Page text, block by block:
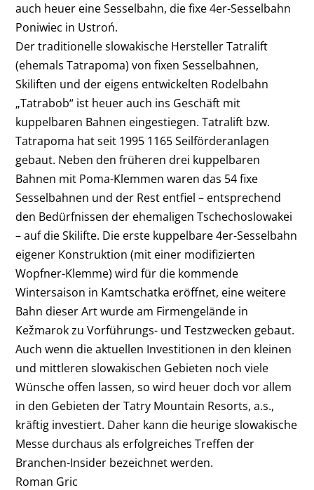
auch heuer eine Sesselbahn, die fixe 4er-Sesselbahn
Poniwiec in Ustroń.
Der traditionelle slowakische Hersteller Tatralift
(ehemals Tatrapoma) von fixen Sesselbahnen,
Skiliften und der eigens entwickelten Rodelbahn
„Tatrabob“ ist heuer auch ins Geschäft mit
kuppelbaren Bahnen eingestiegen. Tatralift bzw.
Tatrapoma hat seit 1995 1165 Seilförderanlagen
gebaut. Neben den früheren drei kuppelbaren
Bahnen mit Poma-Klemmen waren das 54 fixe
Sesselbahnen und der Rest entfiel – entsprechend
den Bedürfnissen der ehemaligen Tschechoslowakei
– auf die Skilifte. Die erste kuppelbare 4er-Sesselbahn
eigener Konstruktion (mit einer modifizierten
Wopfner-Klemme) wird für die kommende
Wintersaison in Kamtschatka eröffnet, eine weitere
Bahn dieser Art wurde am Firmengelände in
Kežmarok zu Vorführungs- und Testzwecken gebaut.
Auch wenn die aktuellen Investitionen in den kleinen
und mittleren slowakischen Gebieten noch viele
Wünsche offen lassen, so wird heuer doch vor allem
in den Gebieten der Tatry Mountain Resorts, a.s.,
kräftig investiert. Daher kann die heurige slowakische
Messe durchaus als erfolgreiches Treffen der
Branchen-Insider bezeichnet werden.
Roman Gric